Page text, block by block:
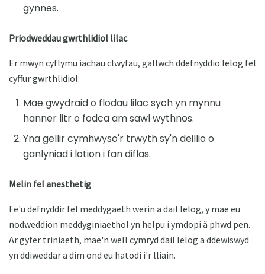
gynnes.
Priodweddau gwrthlidiol lilac
Er mwyn cyflymu iachau clwyfau, gallwch ddefnyddio lelog fel
cyffur gwrthlidiol:
Mae gwydraid o flodau lilac sych yn mynnu
hanner litr o fodca am sawl wythnos.
Yna gellir cymhwyso'r trwyth sy'n deillio o
ganlyniad i lotion i fan diflas.
Melin fel anesthetig
Fe'u defnyddir fel meddygaeth werin a dail lelog, y mae eu
nodweddion meddyginiaethol yn helpu i ymdopi â phwd pen.
Ar gyfer triniaeth, mae'n well cymryd dail lelog a ddewiswyd
yn ddiweddar a dim ond eu hatodi i'r lliain.